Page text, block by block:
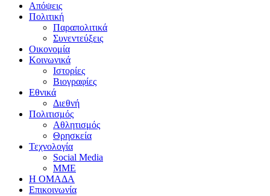
Απόψεις
Πολιτική
Παραπολιτικά
Συνεντεύξεις
Οικονομία
Κοινωνικά
Ιστορίες
Βιογραφίες
Εθνικά
Διεθνή
Πολιτισμός
Αθλητισμός
Θρησκεία
Τεχνολογία
Social Media
ΜΜΕ
Η ΟΜΑΔΑ
Επικοινωνία